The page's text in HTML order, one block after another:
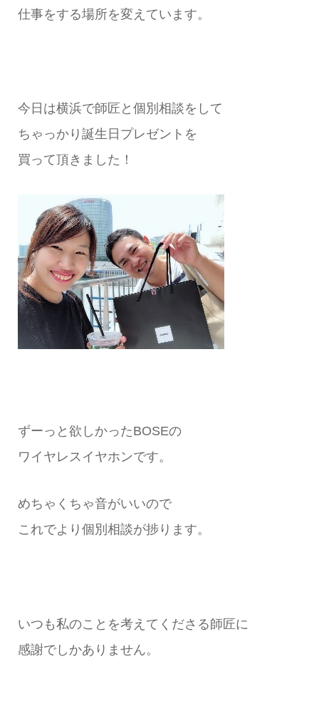
仕事をする場所を変えています。
今日は横浜で師匠と個別相談をして
ちゃっかり誕生日プレゼントを
買って頂きました！
ずーっと欲しかったBOSEの
ワイヤレスイヤホンです。
めちゃくちゃ音がいいので
これでより個別相談が捗ります。
いつも私のことを考えてくださる師匠に
感謝でしかありません。